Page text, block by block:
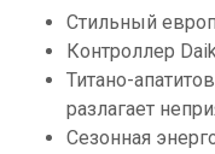
Стильный
Контроллер
Титано-
разлагает
Сезонная